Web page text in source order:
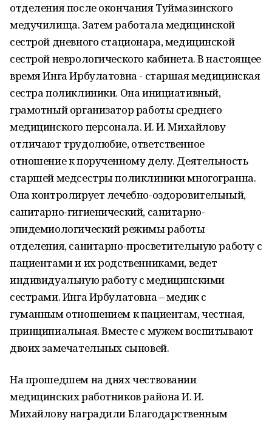
отделения после окончания Туймазинского
медучилища. Затем работала медицинской
сестрой дневного стационара, медицинской
сестрой неврологического кабинета. В настоящее
время Инга Ирбулатовна - старшая медицинская
сестра поликлиники. Она инициативный,
грамотный организатор работы среднего
медицинского персонала. И. И. Михайлову
отличают трудолюбие, ответственное
отношение к порученному делу. Деятельность
старшей медсестры поликлиники многогранна.
Она контролирует лечебно-оздоровительный,
санитарно-гигиенический, санитарно-
эпидемиологический режимы работы
отделения, санитарно-просветительную работу с
пациентами и их родственниками, ведет
индивидуальную работу с медицинскими
сестрами. Инга Ирбулатовна – медик с
гуманным отношением к пациентам, честная,
принципиальная. Вместе с мужем воспитывают
двоих замечательных сыновей.
На прошедшем на днях чествовании
медицинских работников района И. И.
Михайлову наградили Благодарственным